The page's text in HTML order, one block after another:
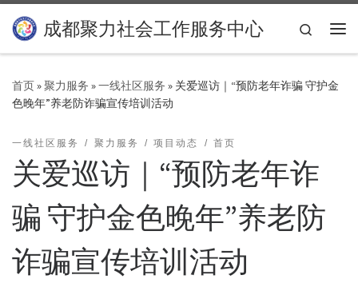
Skip to content
成都聚力社会工作服务中心
Search
首页»聚力服务 »一线社区服务 » 关爱巡访｜“预防老年诈骗 守护金
色晚年”养老防诈骗宣传培训活动
一线社区服务 聚力服务 项目动态 首页
关爱巡访｜“预防老年诈
骗 守护金色晚年”养老防
诈骗宣传培训活动